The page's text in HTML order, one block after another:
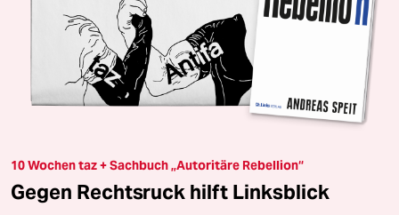
10 Wochen taz + Sachbuch „Autoritäre Rebellion“
Gegen Rechtsruck hilft Linksblick